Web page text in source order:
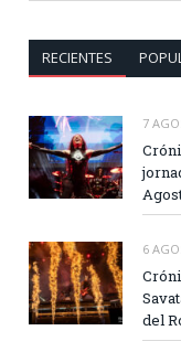
RECIENTES
7
6
del